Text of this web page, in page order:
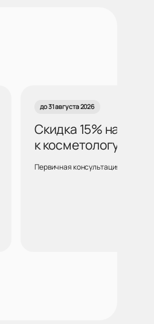
до 31 августа 2026
Скидка 15% на
к косметологу
Первичная консультация для